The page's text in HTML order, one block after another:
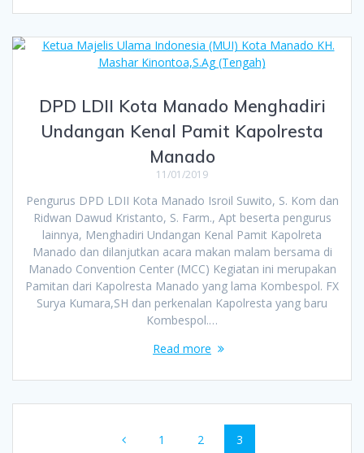
DPD LDII Kota Manado Menghadiri
Undangan Kenal Pamit Kapolresta
Manado
11/01/2019
Pengurus DPD LDII Kota Manado Isroil Suwito, S. Kom dan
Ridwan Dawud Kristanto, S. Farm., Apt beserta pengurus
lainnya, Menghadiri Undangan Kenal Pamit Kapolreta
Manado dan dilanjutkan acara makan malam bersama di
Manado Convention Center (MCC) Kegiatan ini merupakan
Pamitan dari Kapolresta Manado yang lama Kombespol. FX
Surya Kumara,SH dan perkenalan Kapolresta yang baru
Kombespol.…
Read more
Page
1 Page
2 Page
3